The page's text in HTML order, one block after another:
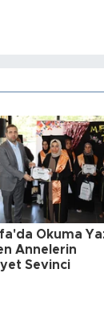
Okuma
Annelerin
Sevinci